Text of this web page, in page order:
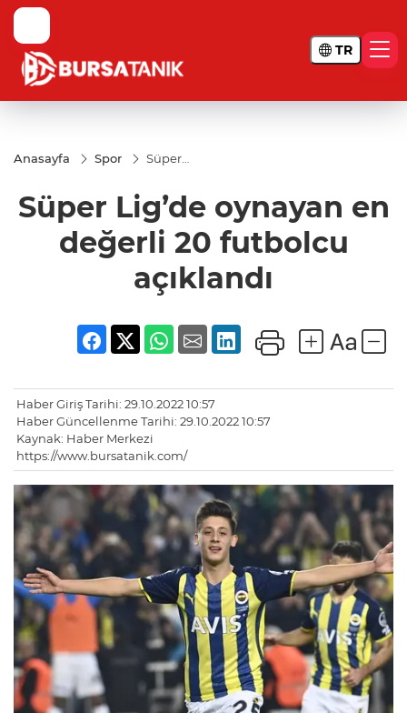
TR
Anasayfa Spor
Süper
en
değerli
20
futbolcu
Süper Lig’de oynayan en
değerli 20 futbolcu
açıklandı
Haber Giriş Tarihi: 29.10.2022 10:57
Haber Güncellenme Tarihi: 29.10.2022 10:57
Kaynak: Haber Merkezi
https://www.bursatanik.com/